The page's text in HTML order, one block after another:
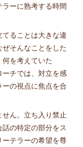
ーに熟考する時間
ることは大きな違
そんなことをした
を考えていた
チでは、対立を感
の視点に焦点を合
ん。立ち入り禁止
の特定の部分をス
テラーの希望を尊